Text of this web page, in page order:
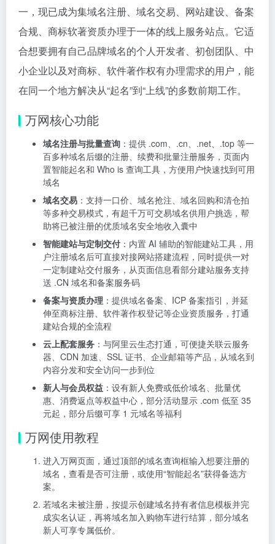
一，现已成为集域名注册、域名交易、网站建设、备案
合规、商标软著资质办理于一体的线上服务站点。它适
合想要拥有自己品牌域名的个人开发者、初创团队、中
小企业以及对商标、软件著作权有办理需求的用户，能
在同一个地方解决从“起名”到“上线”的多数前期工作。
万网核心功能
域名注册与批量查询 ：提供 .com、.cn、.net、.top 等一
百多种域名后缀的注册、续费和批量注册服务，页面内
置智能起名和 Who is 查询工具，方便用户快速找到可用
域名
域名交易 ：支持一口价、域名抢注、域名回购和清仓拍
等多种交易模式，有超千万可交易域名供用户挑选，帮
助将已被注册的优质域名安全地收入囊中
智能建站与定制交付 ：内置 AI 辅助的智能建站工具，用
户注册域名后可直接对接网站搭建流程，同时提供一对
一定制建站交付服务，从页面信息看部分建站服务支持
送 .CN 域名和备案服务码
备案与资质办理 ：提供域名备案、ICP 备案指引，并延
伸至商标注册、软件著作权登记等企业资质服务，打通
建站合规的全流程
云上配套服务 ：与阿里云生态打通，可便捷关联云服务
器、CDN 加速、SSL 证书、企业邮箱等产品，从域名到
内容分发和安全访问一步到位
新人与会员权益 ：设有新人免费或低价域名、批量优
惠、消费返点等权益中心，部分活动显示 .com 低至 35
元起，部分后缀可享 1 元域名等福利
万网使用教程
进入万网页面，通过顶部的域名查询框输入想要注册的
域名，查看是否可注册，或使用“智能起名”获得备选方
案。
若域名未被注册，按提示创建域名持有者信息模板并完
成实名认证，再将域名加入购物车进行结算，部分域名
新人可享专属低价。